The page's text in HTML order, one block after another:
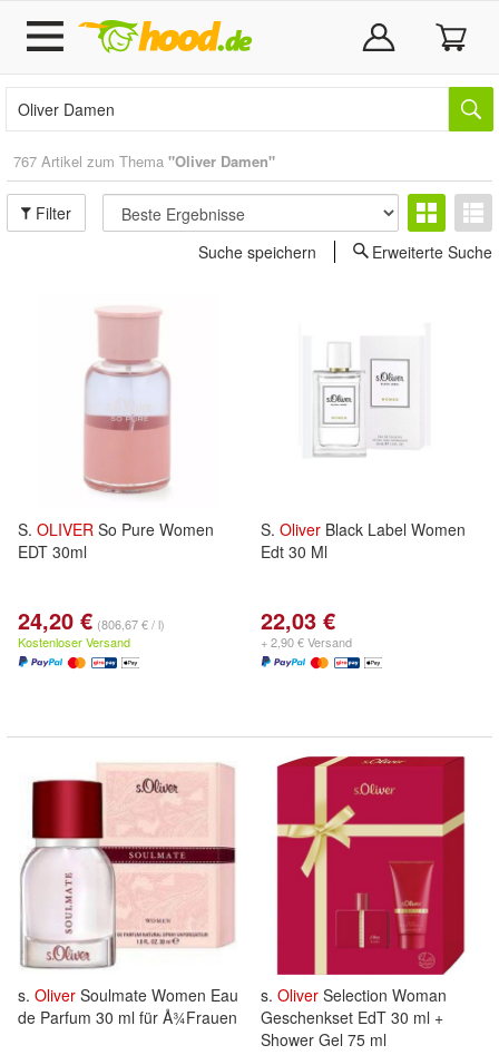
767 Artikel zum Thema "Oliver Damen"
Filter
Suche speichern
Erweiterte Suche
S. OLIVER So Pure Women
EDT 30ml
24,20 € (806,67 € / l)
Kostenloser Versand
S. Oliver Black Label Women
Edt 30 Ml
22,03 €
+ 2,90 € Versand
s. Oliver Soulmate Women Eau
de Parfum 30 ml für Å¾Frauen
s. Oliver Selection Woman
Geschenkset EdT 30 ml +
Shower Gel 75 ml